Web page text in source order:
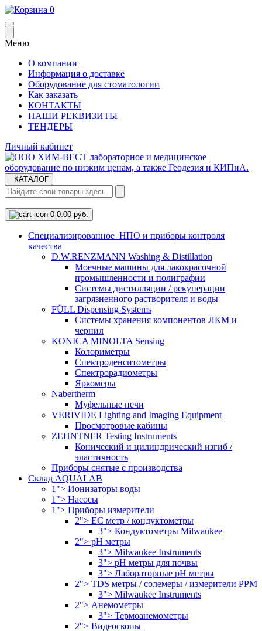
0
Меню
О компании
Информация о доставке
Оборудование для стоматологии
Как заказать
КОНТАКТЫ
НАШИ РЕКВИЗИТЫ
ТЕНДЕРЫ
Личный кабинет
КАТАЛОГ
0 0.00 руб.
Cпециализированное НПО и приборы контроля
качества
D.W.RENZMANN Washing & Distillation
Моечные машины для лакокрасочной
промышленности и полиграфии
Системы дистилляции / рекуперации
загрязненного растворителя и воды
FÜLL Dispensing Systems
Системы хранения компонентов ЛКМ и
чернил
KONICA MINOLTA Sensing
Колориметры
Спектроденситометры
Спектрорадиометры
Яркомеры
Nabertherm
Муфельные печи
VERIVIDE Lighting and Imaging Equipment
Просмотровые кабины
ZEHNTNER Testing Instruments
Конический и цилиндрический изгиб /
эластичность
Приборы снятые с производства
Склад AQUALAB
1"> Ионизаторы воды
1"> Насосы
1"> Приборы измерители
2"> EC метр / кондуктометры
3"> Кондуктометры Milwaukee
2"> pH метры
3"> Milwaukee Instruments
3"> pH метры для почвы
3"> Лабораторные pH метры
2"> TDS метры / солемеры / измерители PPM
3"> Milwaukee Instruments
2"> Анемометры
3"> Термоанемометры
2"> Видеоскопы